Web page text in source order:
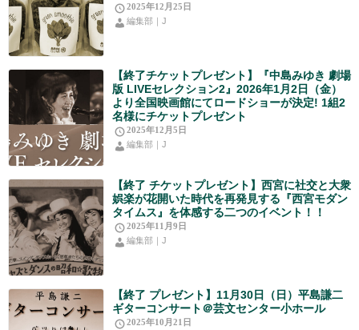
2025年12月25日
編集部｜J
【終了チケットプレゼント】『中島みゆき 劇場
版 LIVEセレクション2』2026年1月2日（金）
より全国映画館にてロードショーが決定! 1組2
名様にチケットプレゼント
2025年12月5日
編集部｜J
【終了 チケットプレゼント】西宮に社交と大衆
娯楽が花開いた時代を再発見する『西宮モダン
タイムス』を体感する二つのイベント！！
2025年11月9日
編集部｜J
【終了 プレゼント】11月30日（日）平島謙二
ギターコンサート＠芸文センター小ホール
2025年10月21日